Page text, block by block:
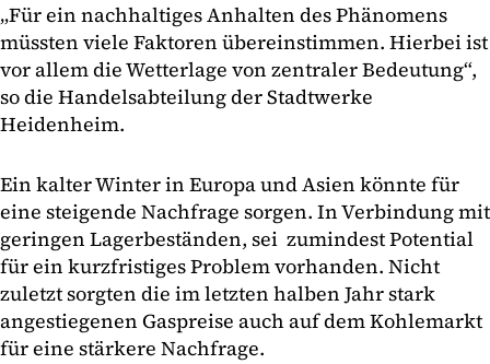
„Für ein nachhaltiges Anhalten des Phänomens
müssten viele Faktoren übereinstimmen. Hierbei ist
vor allem die Wetterlage von zentraler Bedeutung“,
so die Handelsabteilung der Stadtwerke
Heidenheim.
Ein kalter Winter in Europa und Asien könnte für
eine steigende Nachfrage sorgen. In Verbindung mit
geringen Lagerbeständen, sei zumindest Potential
für ein kurzfristiges Problem vorhanden. Nicht
zuletzt sorgten die im letzten halben Jahr stark
angestiegenen Gaspreise auch auf dem Kohlemarkt
für eine stärkere Nachfrage.